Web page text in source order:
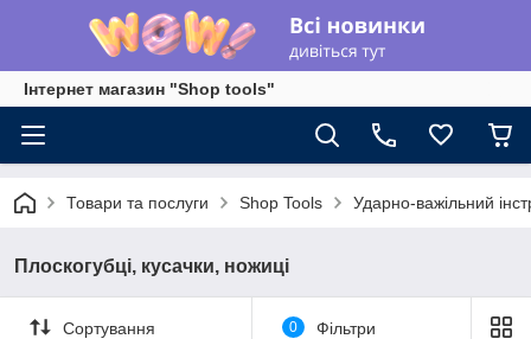
Інтернет магазин "Shop tools"
Товари та послуги Shop Tools Ударно-важільний
Плоскогубці, кусачки, ножиці
Сортування 0 Фільтри